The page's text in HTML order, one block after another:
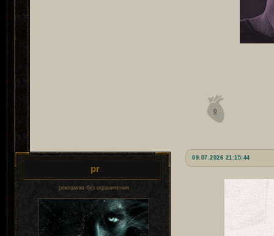
0
09.07.2026 21:15:44
pr
рекламлю без ограничения